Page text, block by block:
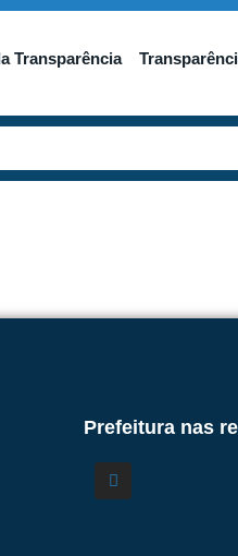
Transparência
Prefeitura nas